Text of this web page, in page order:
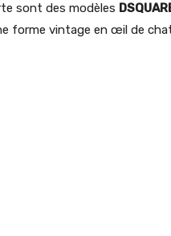
sont des modèles
forme vintage en œil de